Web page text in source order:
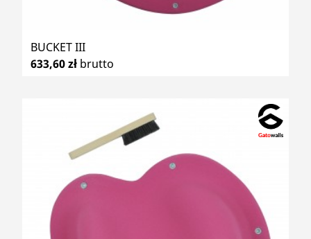
BUCKET III
633,60 zł brutto